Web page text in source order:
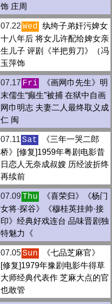
饰 庄周
07.22 Wed 纨绔子弟奸污婢女
十八年后 将女儿许配给婢女亲
生儿子 评剧《半把剪刀》（冯
玉萍饰
07.17 Fri
《画网巾先生》明
末儒生“癫生”被捕 在狱中自画
网巾明志 夫妻二人最终取义成
仁 闽
07.11 Sat
《三年一哭二郎
桥》[修复]1959年粤剧电影昔
日恋人无奈成叔嫂 历经波折终
再续前
07.09Thu
《喜荣归》《杨门
女将·探谷》《穆桂英挂帅·接
印》经典好戏连台 品味晋剧独
特魅力《
07.05Sun
《七品芝麻官》
[修复]1979年豫剧电影牛得草
大师经典代表作 芝麻大点的官
也敢管